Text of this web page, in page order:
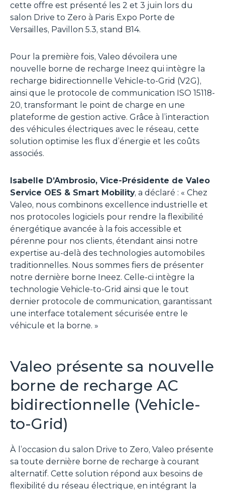
cette offre est présenté les 2 et 3 juin lors du
salon Drive to Zero à Paris Expo Porte de
Versailles, Pavillon 5.3, stand B14.
Pour la première fois, Valeo dévoilera une
nouvelle borne de recharge Ineez qui intègre la
recharge bidirectionnelle Vehicle-to-Grid (V2G),
ainsi que le protocole de communication ISO 15118-
20, transformant le point de charge en une
plateforme de gestion active. Grâce à l’interaction
des véhicules électriques avec le réseau, cette
solution optimise les flux d’énergie et les coûts
associés.
Isabelle D’Ambrosio, Vice-Présidente de Valeo
Service OES & Smart Mobility, a déclaré : « Chez
Valeo, nous combinons excellence industrielle et
nos protocoles logiciels pour rendre la flexibilité
énergétique avancée à la fois accessible et
pérenne pour nos clients, étendant ainsi notre
expertise au-delà des technologies automobiles
traditionnelles. Nous sommes fiers de présenter
notre dernière borne Ineez. Celle-ci intègre la
technologie Vehicle-to-Grid ainsi que le tout
dernier protocole de communication, garantissant
une interface totalement sécurisée entre le
véhicule et la borne. »
Valeo présente sa nouvelle
borne de recharge AC
bidirectionnelle (Vehicle-
to-Grid)
À l’occasion du salon Drive to Zero, Valeo présente
sa toute dernière borne de recharge à courant
alternatif. Cette solution répond aux besoins de
flexibilité du réseau électrique, en intégrant la